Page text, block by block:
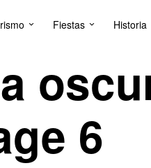
Fiestas Historia
6